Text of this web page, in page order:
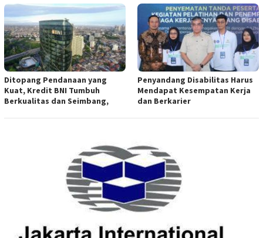
Ditopang Pendanaan yang
Kuat, Kredit BNI Tumbuh
Berkualitas dan Seimbang,
Penyandang Disabilitas Harus
Mendapat Kesempatan Kerja
dan Berkarier